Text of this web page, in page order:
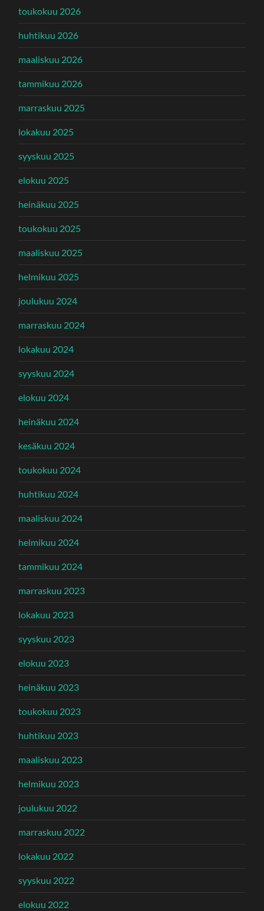
toukokuu 2026
huhtikuu 2026
maaliskuu 2026
tammikuu 2026
marraskuu 2025
lokakuu 2025
syyskuu 2025
elokuu 2025
heinäkuu 2025
toukokuu 2025
maaliskuu 2025
helmikuu 2025
joulukuu 2024
marraskuu 2024
lokakuu 2024
syyskuu 2024
elokuu 2024
heinäkuu 2024
kesäkuu 2024
toukokuu 2024
huhtikuu 2024
maaliskuu 2024
helmikuu 2024
tammikuu 2024
marraskuu 2023
lokakuu 2023
syyskuu 2023
elokuu 2023
heinäkuu 2023
toukokuu 2023
huhtikuu 2023
maaliskuu 2023
helmikuu 2023
joulukuu 2022
marraskuu 2022
lokakuu 2022
syyskuu 2022
elokuu 2022